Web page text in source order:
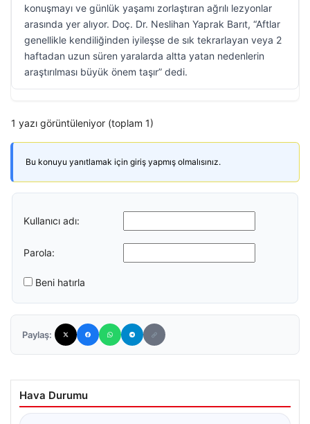
konuşmayı ve günlük yaşamı zorlaştıran ağrılı lezyonlar
arasında yer alıyor. Doç. Dr. Neslihan Yaprak Barıt, “Aftlar
genellikle kendiliğinden iyileşse de sık tekrarlayan veya 2
haftadan uzun süren yaralarda altta yatan nedenlerin
araştırılması büyük önem taşır” dedi.
1 yazı görüntüleniyor (toplam 1)
Bu konuyu yanıtlamak için giriş yapmış olmalısınız.
Kullanıcı adı:
Parola:
Beni hatırla
Paylaş:
Hava Durumu